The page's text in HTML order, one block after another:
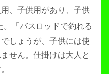
、子供用があり、子供
。「バスロッドで釣れる
しょうが、子供には使
せん。仕掛けは大人と